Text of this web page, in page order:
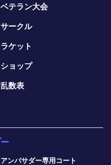
ベテラン大会
サークル
ラケット
ショップ
乱数表
アンバサダー専用コート